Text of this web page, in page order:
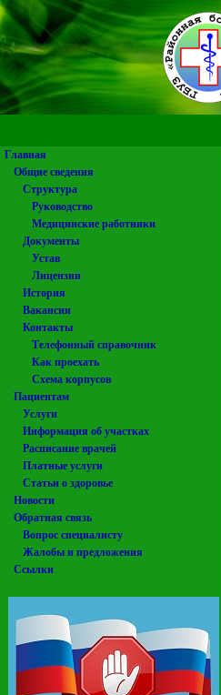
Главная
Общие сведения
Структура
Руководство
Медицинские работники
Документы
Устав
Лицензии
История
Вакансии
Контакты
Телефонный справочник
Как проехать
Схема корпусов
Пациентам
Услуги
Информация об участках
Расписание врачей
Платные услуги
Статьи о здоровье
Новости
Обратная связь
Вопрос специалисту
Жалобы и предложения
Ссылки